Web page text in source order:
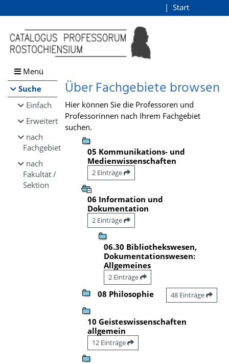
Browsen
direkt zum Inhalt
Start
Menü
Suche
Einfach
Erweitert
nach
Fachgebiet
nach
Fakultät /
Sektion
Über Fachgebiete browsen
Hier können Sie die Professoren und
Professorinnen nach Ihrem Fachgebiet
suchen.
05 Kommunikations- und
Medienwissenschaften
2 Einträge
06 Information und
Dokumentation
2 Einträge
06.30 Bibliothekswesen,
Dokumentationswesen:
Allgemeines
2 Einträge
08 Philosophie 48 Einträge
10 Geisteswissenschaften
allgemein
12 Einträge